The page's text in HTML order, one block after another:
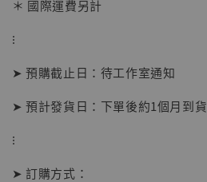
＊ 國際運費另計
⁝
➤ 預購截止日：待工作室通知
➤ 預計發貨日：下單後約1個月到貨
⁝
➤ 訂購方式：